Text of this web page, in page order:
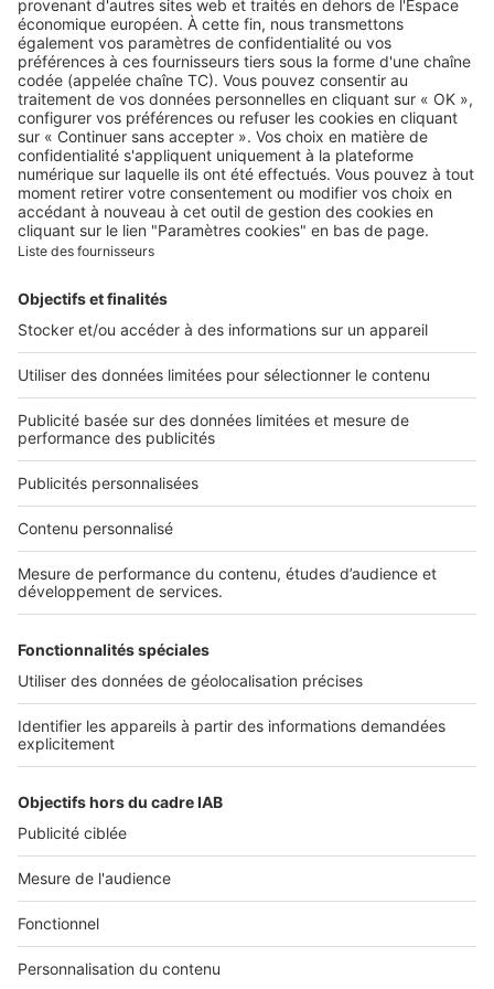
A propos
Qui sommes-nous ?
Contacter le service client
Nous rejoindre
Presse
Nos applications
Découvrez nos applications
Services pro
Accès client
Informations légales
Politique Générale de Protection des Données
Charte éditeur
Paramétrer mes cookies